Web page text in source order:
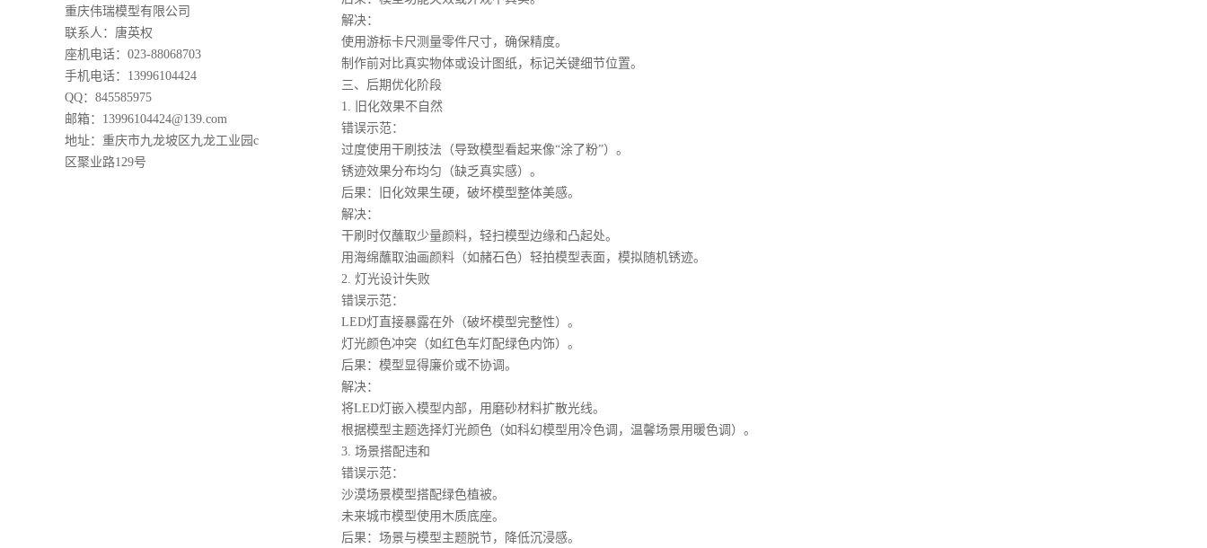
重庆伟瑞模型有限公司
联系人：唐英权
座机电话：023-88068703
手机电话：13996104424
QQ：845585975
邮箱：13996104424@139.com
地址：重庆市九龙坡区九龙工业园c
区聚业路129号
解决：
使用游标卡尺测量零件尺寸，确保精度。
制作前对比真实物体或设计图纸，标记关键细节位置。
三、后期优化阶段
1. 旧化效果不自然
错误示范：
过度使用干刷技法（导致模型看起来像“涂了粉”）。
锈迹效果分布均匀（缺乏真实感）。
后果：旧化效果生硬，破坏模型整体美感。
解决：
干刷时仅蘸取少量颜料，轻扫模型边缘和凸起处。
用海绵蘸取油画颜料（如赭石色）轻拍模型表面，模拟随机锈迹。
2. 灯光设计失败
错误示范：
LED灯直接暴露在外（破坏模型完整性）。
灯光颜色冲突（如红色车灯配绿色内饰）。
后果：模型显得廉价或不协调。
解决：
将LED灯嵌入模型内部，用磨砂材料扩散光线。
根据模型主题选择灯光颜色（如科幻模型用冷色调，温馨场景用暖色调）。
3. 场景搭配违和
错误示范：
沙漠场景模型搭配绿色植被。
未来城市模型使用木质底座。
后果：场景与模型主题脱节，降低沉浸感。